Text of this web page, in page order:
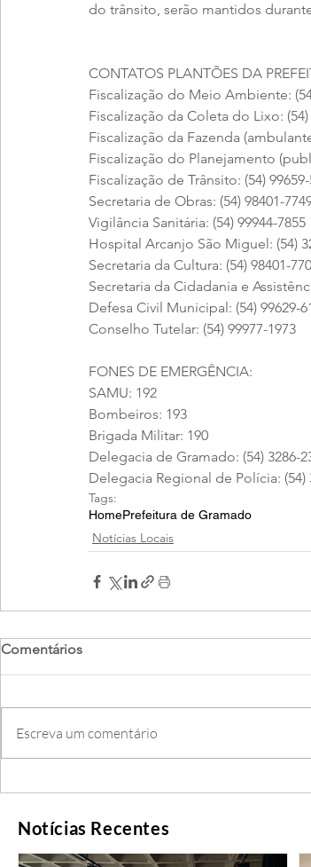
do trânsito, serão mantidos
CONTATOS PLANTÕES DA
Fiscalização do Meio Ambiente:
Fiscalização da Coleta do Lixo: (54)
Fiscalização da Fazenda
Fiscalização do Planejamento
Fiscalização de Trânsito: (54)
Secretaria de Obras: (54) 98401-
Vigilância Sanitária: (54) 99944-7855
Hospital Arcanjo São Miguel: (54)
Secretaria da Cultura: (54) 98401-
Secretaria da Cidadania e
Defesa Civil Municipal: (54) 99629-
Conselho Tutelar: (54) 99977-1973
FONES DE EMERGÊNCIA:
SAMU: 192
Bombeiros: 193
Brigada Militar: 190
Delegacia de Gramado: (54) 3286-
Delegacia Regional de Polícia: (54)
Tags:
HomePrefeitura de Gramado
Notícias Locais
Comentários
Escreva um comentário
Notícias Recentes